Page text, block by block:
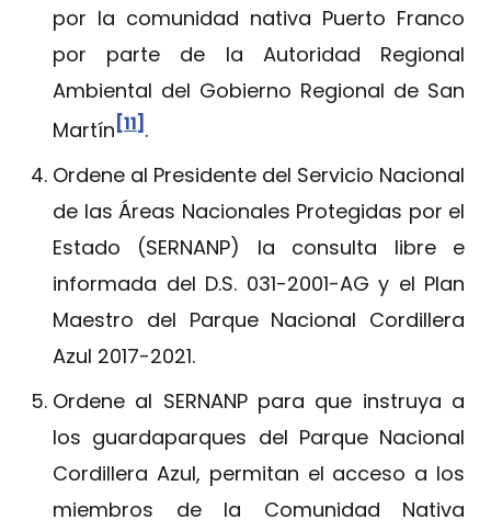
por la comunidad nativa Puerto Franco
por parte de la Autoridad Regional
Ambiental del Gobierno Regional de San
Martín [11] .
Ordene al Presidente del Servicio Nacional
de las Áreas Nacionales Protegidas por el
Estado (SERNANP) la consulta libre e
informada del D.S. 031-2001-AG y el Plan
Maestro del Parque Nacional Cordillera
Azul 2017-2021.
Ordene al SERNANP para que instruya a
los guardaparques del Parque Nacional
Cordillera Azul, permitan el acceso a los
miembros de la Comunidad Nativa